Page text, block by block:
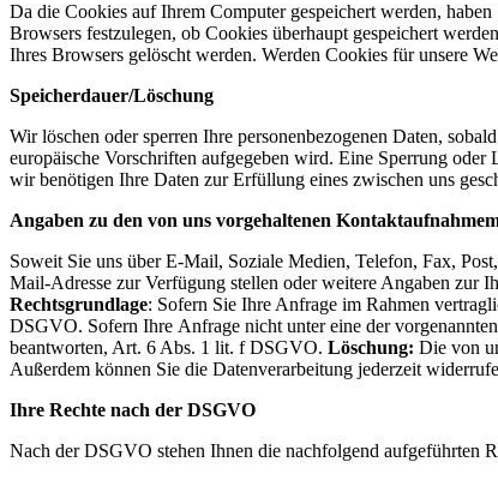
Da die Cookies auf Ihrem Computer gespeichert werden,
Browsers festzulegen, ob Cookies überhaupt gespeichert
Ihres Browsers gelöscht werden. Werden Cookies für unsere
Speicherdauer/Löschung
Wir löschen oder sperren Ihre personenbezogenen Daten,
europäische Vorschriften aufgegeben wird. Eine Sperrung
wir benötigen Ihre Daten zur Erfüllung eines zwischen uns
Angaben zu den von uns vorgehaltenen
Soweit Sie uns über E-Mail, Soziale Medien, Telefon, Fax,
Mail-Adresse zur Verfügung stellen oder weitere Angaben zur
Rechtsgrundlage: Sofern Sie Ihre Anfrage im Rahmen
DSGVO. Sofern Ihre Anfrage nicht unter eine der
beantworten, Art. 6 Abs. 1 lit. f DSGVO. Löschung: Die von
Außerdem können Sie die Datenverarbeitung jederzeit
Ihre Rechte nach der DSGVO
Nach der DSGVO stehen Ihnen die nachfolgend aufgeführten